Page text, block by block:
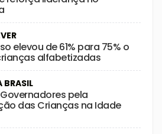
elevou de 61% para 75% o
alfabetizadas
BRASIL
pela
das Crianças na Idade